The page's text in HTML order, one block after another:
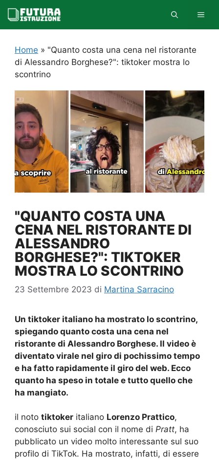
contenuto
Home » "Quanto costa una cena nel ristorante
di Alessandro Borghese?": tiktoker mostra lo
scontrino
"QUANTO COSTA UNA
CENA NEL RISTORANTE DI
ALESSANDRO
BORGHESE?": TIKTOKER
MOSTRA LO SCONTRINO
23 Settembre 2023 di Martina Sarracino
Un tiktoker italiano ha mostrato lo scontrino,
spiegando quanto costa una cena nel
ristorante di Alessandro Borghese. Il video è
diventato virale nel giro di pochissimo tempo
e ha fatto rapidamente il giro del web. Ecco
quanto ha speso in totale e tutto quello che
ha mangiato.
il noto tiktoker italiano Lorenzo Prattico,
conosciuto sui social con il nome di Pratt, ha
pubblicato un video molto interessante sul suo
profilo di TikTok. Ha mostrato, infatti, di essere